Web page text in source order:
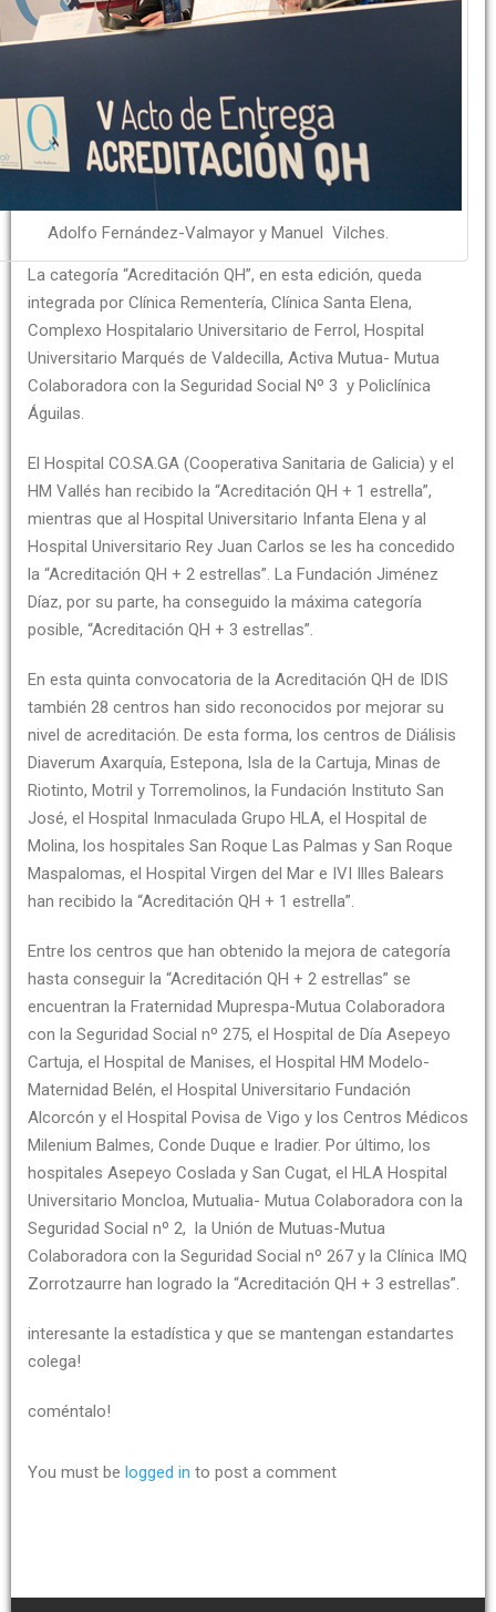
Adolfo Fernández-Valmayor y Manuel Vilches.
La categoría “Acreditación QH”, en esta edición, queda
integrada por Clínica Rementería, Clínica Santa Elena,
Complexo Hospitalario Universitario de Ferrol, Hospital
Universitario Marqués de Valdecilla, Activa Mutua- Mutua
Colaboradora con la Seguridad Social Nº 3 y Policlínica
Águilas.
El Hospital CO.SA.GA (Cooperativa Sanitaria de Galicia) y el
HM Vallés han recibido la “Acreditación QH + 1 estrella”,
mientras que al Hospital Universitario Infanta Elena y al
Hospital Universitario Rey Juan Carlos se les ha concedido
la “Acreditación QH + 2 estrellas”. La Fundación Jiménez
Díaz, por su parte, ha conseguido la máxima categoría
posible, “Acreditación QH + 3 estrellas”.
En esta quinta convocatoria de la Acreditación QH de IDIS
también 28 centros han sido reconocidos por mejorar su
nivel de acreditación. De esta forma, los centros de Diálisis
Diaverum Axarquía, Estepona, Isla de la Cartuja, Minas de
Riotinto, Motril y Torremolinos, la Fundación Instituto San
José, el Hospital Inmaculada Grupo HLA, el Hospital de
Molina, los hospitales San Roque Las Palmas y San Roque
Maspalomas, el Hospital Virgen del Mar e IVI Illes Balears
han recibido la “Acreditación QH + 1 estrella”.
Entre los centros que han obtenido la mejora de categoría
hasta conseguir la “Acreditación QH + 2 estrellas” se
encuentran la Fraternidad Muprespa-Mutua Colaboradora
con la Seguridad Social nº 275, el Hospital de Día Asepeyo
Cartuja, el Hospital de Manises, el Hospital HM Modelo-
Maternidad Belén, el Hospital Universitario Fundación
Alcorcón y el Hospital Povisa de Vigo y los Centros Médicos
Milenium Balmes, Conde Duque e Iradier. Por último, los
hospitales Asepeyo Coslada y San Cugat, el HLA Hospital
Universitario Moncloa, Mutualia- Mutua Colaboradora con la
Seguridad Social nº 2, la Unión de Mutuas-Mutua
Colaboradora con la Seguridad Social nº 267 y la Clínica IMQ
Zorrotzaurre han logrado la “Acreditación QH + 3 estrellas”.
interesante la estadística y que se mantengan estandartes
colega!
coméntalo!
You must be logged in to post a comment